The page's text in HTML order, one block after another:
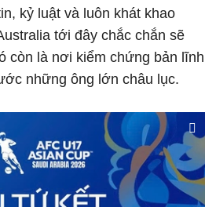
kỷ luật và luôn khát khao
tới đây chắc chắn sẽ
còn là nơi kiểm chứng bản lĩnh
những ông lớn châu lục.